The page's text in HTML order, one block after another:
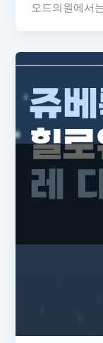
오드의원에서